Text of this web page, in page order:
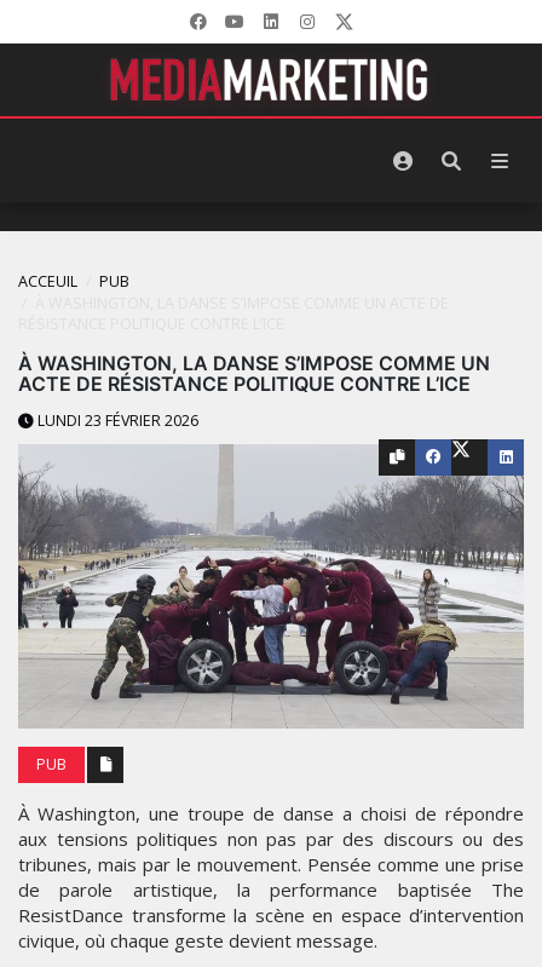
ACCEUIL
PUB
À WASHINGTON, LA DANSE S’IMPOSE COMME UN
ACTE DE RÉSISTANCE POLITIQUE CONTRE L’ICE
LUNDI 23 FÉVRIER 2026
PUB
À Washington, une troupe de danse a choisi de répondre
aux tensions politiques non pas par des discours ou des
tribunes, mais par le mouvement. Pensée comme une prise
de parole artistique, la performance baptisée The
ResistDance transforme la scène en espace d’intervention
civique, où chaque geste devient message.